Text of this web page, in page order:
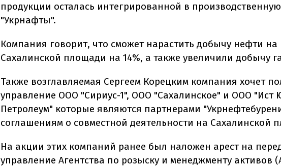
продукции осталась интегрированной в
"Укрнафты".
Компания говорит, что сможет нарастить добычу нефти на
Сахалинской площади на 14%, а также увеличили добычу
Также возглавляемая Сергеем Корецким компания хочет
управление ООО "Сириус-1", ООО "Сахалинское" и ООО "Ист
Петролеум" которые являются партнерами
соглашениям о совместной деятельности на Сахалинской
На акции этих компаний ранее был наложен арест на
управление Агентства по розыску и менеджменту активов